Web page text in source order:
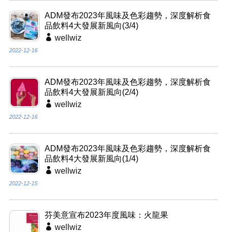
ADM發布2023年風味及色彩趨勢，深度解析食
品飲料4大發展新風向(3/4)
wellwiz
2022-12-16
ADM發布2023年風味及色彩趨勢，深度解析食
品飲料4大發展新風向(2/4)
wellwiz
2022-12-16
ADM發布2023年風味及色彩趨勢，深度解析食
品飲料4大發展新風向(1/4)
wellwiz
2022-12-15
芬美意宣布2023年度風味：火龍果
wellwiz